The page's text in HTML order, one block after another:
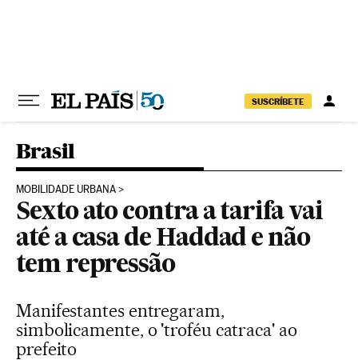
SUSCRÍBETE
Brasil
MOBILIDADE URBANA
Sexto ato contra a tarifa vai
até a casa de Haddad e não
tem repressão
Manifestantes entregaram,
simbolicamente, o 'troféu catraca' ao
prefeito